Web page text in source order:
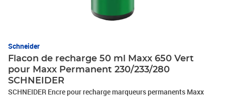
Schneider
Flacon de recharge 50 ml Maxx 650 Vert
pour Maxx Permanent 230/233/280
SCHNEIDER
SCHNEIDER Encre pour recharge marqueurs permanents Maxx